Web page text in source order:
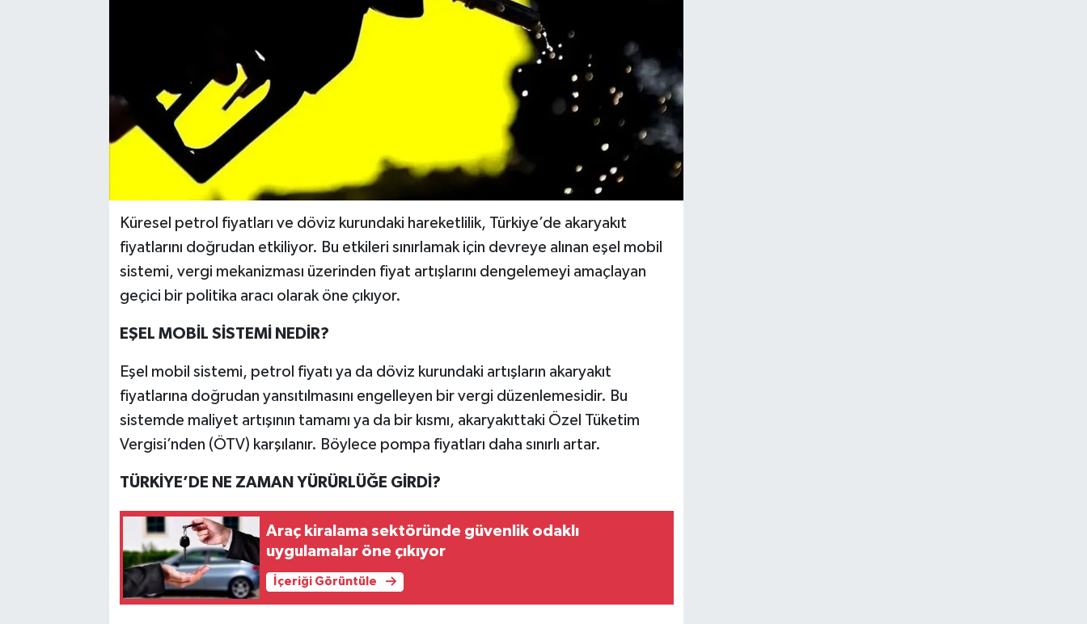
Küresel petrol fiyatları ve döviz kurundaki hareketlilik, Türkiye’de akaryakıt
fiyatlarını doğrudan etkiliyor. Bu etkileri sınırlamak için devreye alınan eşel mobil
sistemi, vergi mekanizması üzerinden fiyat artışlarını dengelemeyi amaçlayan
geçici bir politika aracı olarak öne çıkıyor.
EŞEL MOBİL SİSTEMİ NEDİR?
Eşel mobil sistemi, petrol fiyatı ya da döviz kurundaki artışların akaryakıt
fiyatlarına doğrudan yansıtılmasını engelleyen bir vergi düzenlemesidir. Bu
sistemde maliyet artışının tamamı ya da bir kısmı, akaryakıttaki Özel Tüketim
Vergisi’nden (ÖTV) karşılanır. Böylece pompa fiyatları daha sınırlı artar.
TÜRKİYE’DE NE ZAMAN YÜRÜRLÜĞE GİRDİ?
Araç kiralama sektöründe güvenlik odaklı
uygulamalar öne çıkıyor
İçeriği Görüntüle